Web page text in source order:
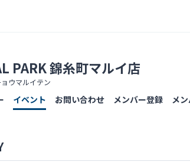
PARK 錦糸町マルイ店
ウマルイテン
イベント お問い合わせ メンバー登録 メ